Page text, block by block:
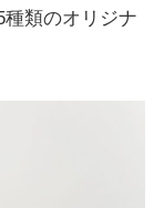
類のオリジナ